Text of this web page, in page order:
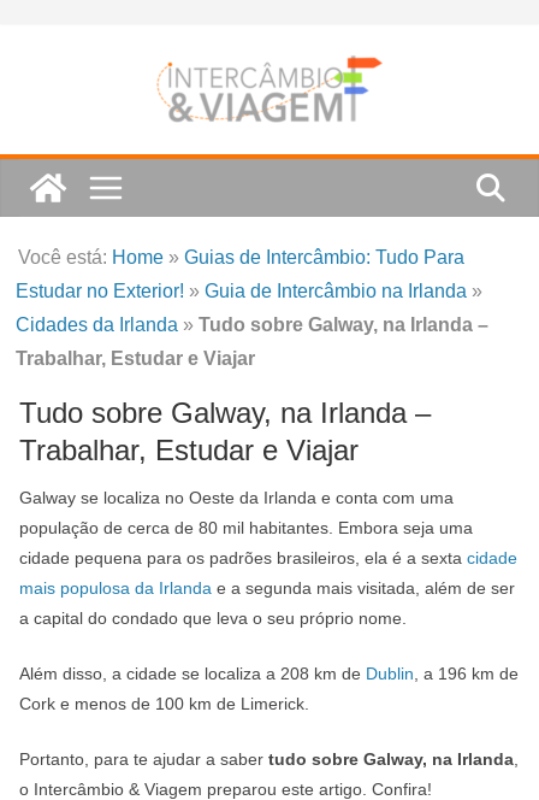
Você está: Home »Guias de Intercâmbio: Tudo Para
Estudar no Exterior! »Guia de Intercâmbio na Irlanda »
Cidades da Irlanda »Tudo sobre Galway, na Irlanda –
Trabalhar, Estudar e Viajar
Tudo sobre Galway, na Irlanda –
Trabalhar, Estudar e Viajar
Galway se localiza no Oeste da Irlanda e conta com uma
população de cerca de 80 mil habitantes. Embora seja uma
cidade pequena para os padrões brasileiros, ela é a sexta cidade
mais populosa da Irlanda e a segunda mais visitada, além de ser
a capital do condado que leva o seu próprio nome.
Além disso, a cidade se localiza a 208 km de Dublin , a 196 km de
Cork e menos de 100 km de Limerick.
Portanto, para te ajudar a saber tudo sobre Galway, na Irlanda
o Intercâmbio & Viagem preparou este artigo. Confira!